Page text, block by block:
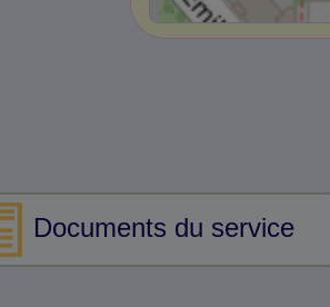
Documents du service